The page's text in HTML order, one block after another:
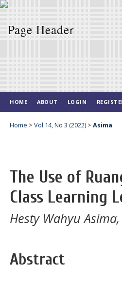
HOME ABOUT LOGIN
Home > Vol 14, No 3 (2022) > Asima
The Use of
Class Learning
Hesty Wahyu
Abstract